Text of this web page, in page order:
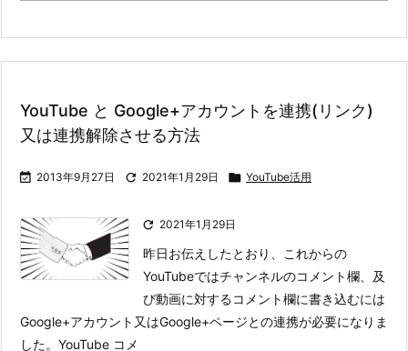
YouTube と Google+アカウントを連携(リンク)
又は連携解除させる方法
 2013年9月27日  2021年1月29日  YouTube活用
 2021年1月29日
昨日お伝えしたとおり、これからの
YouTubeではチャンネルのコメント欄、及
び動画に対するコメント欄に書き込むには
Google+アカウント又はGoogle+ページとの連携が必要になりま
した。 YouTube コメ